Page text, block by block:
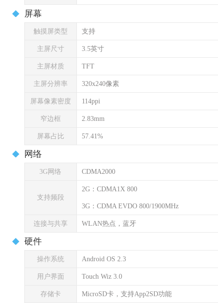
屏幕
触摸屏类型 支持
主屏尺寸 3.5英寸
主屏材质 TFT
主屏分辨率 320x240像素
屏幕像素密度 114ppi
窄边框 2.83mm
屏幕占比 57.41%
网络
3G网络 CDMA2000
支持频段
2G：CDMA1X 800
3G：CDMA EVDO 800/1900MHz
连接与共享 WLAN热点，蓝牙
硬件
操作系统 Android OS 2.3
用户界面 Touch Wiz 3.0
存储卡 MicroSD卡，支持App2SD功能